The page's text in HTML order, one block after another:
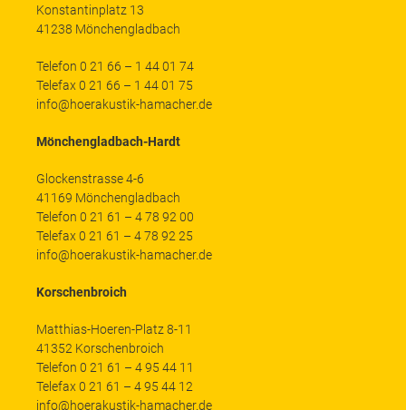
Konstantinplatz 13
41238 Mönchengladbach
Telefon 0 21 66 – 1 44 01 74
Telefax 0 21 66 – 1 44 01 75
info@hoerakustik-hamacher.de
Mönchengladbach-Hardt
Glockenstrasse 4-6
41169 Mönchengladbach
Telefon 0 21 61 – 4 78 92 00
Telefax 0 21 61 – 4 78 92 25
info@hoerakustik-hamacher.de
Korschenbroich
Matthias-Hoeren-Platz 8-11
41352 Korschenbroich
Telefon 0 21 61 – 4 95 44 11
Telefax 0 21 61 – 4 95 44 12
info@hoerakustik-hamacher.de